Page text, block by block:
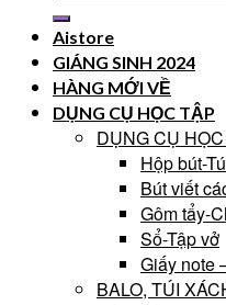
Aistore
GIÁNG SINH 2024
HÀNG MỚI VỀ
DỤNG CỤ HỌC TẬP
DỤNG CỤ
Hộp bút-
Bút viết
Gôm tẩy-
Sổ-Tập vở
Giấy note
BALO, TÚI